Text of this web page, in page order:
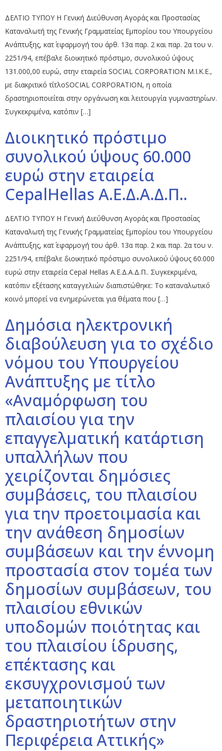
ΔΕΛΤΙΟ ΤΥΠΟΥ Η Γενική Διεύθυνση Αγοράς και Προστασίας
Καταναλωτή της Γενικής Γραμματείας Εμπορίου του Υπουργείου
Ανάπτυξης, κατ΄ εφαρμογή του άρθ. 13α παρ. 2 και παρ. 2α του ν.
2251/94, επέβαλε διοικητικό πρόστιμο, συνολικού ύψους
131.000,00 ευρώ, στην εταιρεία SOCIAL CORPORATION M.I.K.E.,
με διακριτικό τίτλοSOCIAL CORPORATION, η οποία
δραστηριοποιείται στην οργάνωση και λειτουργία γυμναστηρίων.
Συγκεκριμένα, κατόπιν […]
Διοικητικό πρόστιμο
συνολικού ύψους 60.000
ευρώ στην εταιρεία
CepalHellas Α.Ε.Δ.Α.Δ.Π..
ΔΕΛΤΙΟ ΤΥΠΟΥ Η Γενική Διεύθυνση Αγοράς και Προστασίας
Καταναλωτή της Γενικής Γραμματείας Εμπορίου του Υπουργείου
Ανάπτυξης, κατ΄ εφαρμογή του άρθ. 13α παρ. 2 και παρ. 2α του ν.
2251/94, επέβαλε διοικητικό πρόστιμο συνολικού ύψους 60.000
ευρώ στην εταιρεία Cepal Hellas Α.Ε.Δ.Α.Δ.Π.. Συγκεκριμένα,
κατόπιν εξέτασης καταγγελιών διαπιστώθηκε: Το καταναλωτικό
κοινό μπορεί να ενημερώνεται για θέματα που […]
Δημόσια ηλεκτρονική
διαβούλευση για το σχέδιο
νόμου του Υπουργείου
Ανάπτυξης με τίτλο
«Αναμόρφωση του
πλαισίου για την
επαγγελματική κατάρτιση
υπαλλήλων που
χειρίζονται δημόσιες
συμβάσεις, του πλαισίου
για την προετοιμασία και
την ανάθεση δημοσίων
συμβάσεων και την έννομη
προστασία στον τομέα των
δημοσίων συμβάσεων, του
πλαισίου εθνικών
υποδομών ποιότητας και
του πλαισίου ίδρυσης,
επέκτασης και
εκσυγχρονισμού των
μεταποιητικών
δραστηριοτήτων στην
Περιφέρεια Αττικής»